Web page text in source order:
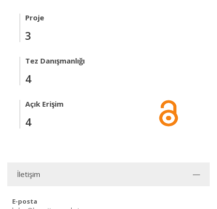
Proje
3
Tez Danışmanlığı
4
Açık Erişim
4
İletişim
E-posta